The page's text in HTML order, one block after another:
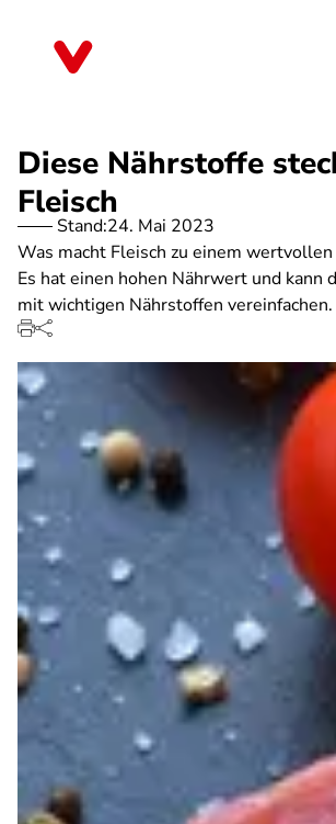
Diese Nährstoffe
Fleisch
Stand:24. Mai 2023
Was macht Fleisch zu einem
Es hat einen hohen Nährwert und kann
mit wichtigen Nährstoffen vereinfachen.